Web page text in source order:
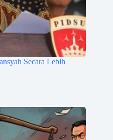
Secara Lebih